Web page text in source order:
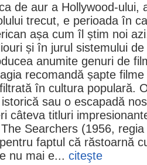
de aur a Hollywood-ului,
trecut, e perioada în
așa cum îl știm noi
și în jurul sistemului
anumite genuri de
recomandă șapte filme
în cultura populară.
sau o escapadă
câteva titluri
The Searchers (1956, regia
faptul că răstoarnă
nu mai e... citeşte